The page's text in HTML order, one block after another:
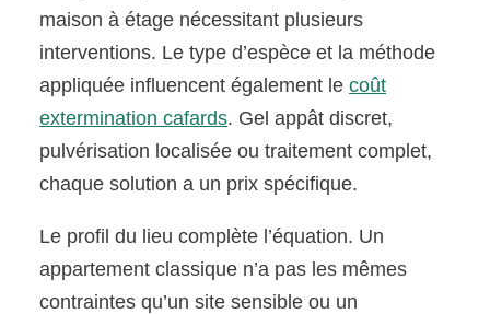
maison à étage nécessitant plusieurs
interventions. Le type d’espèce et la méthode
appliquée influencent également lecoût
extermination cafards. Gel appât discret,
pulvérisation localisée ou traitement complet,
chaque solution a un prix spécifique.
Le profil du lieu complète l’équation. Un
appartement classique n’a pas les mêmes
contraintes qu’un site sensible ou un